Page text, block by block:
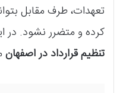
تعهدات، طرف مقابل
کرده و متضرر نشود. در
تنظیم قرارداد در اصفهان